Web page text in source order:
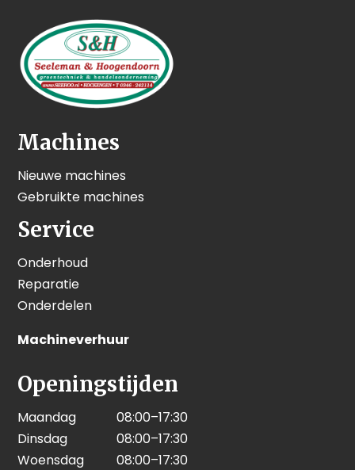
Machines
Nieuwe machines
Gebruikte machines
Service
Onderhoud
Reparatie
Onderdelen
Machineverhuur
Openingstijden
Maandag
08:00–17:30
Dinsdag
08:00–17:30
Woensdag
08:00–17:30